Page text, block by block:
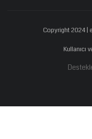
Copyright 2024 |
Kullanıcı